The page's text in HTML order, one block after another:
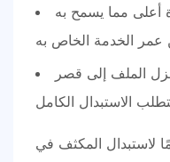
أعلى مما يسمح به
عمر الخدمة الخاص به
الملف إلى قصر
الاستبدال الكامل
لاستبدال المكثف في